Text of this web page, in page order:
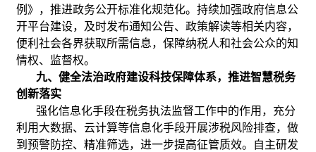
例》，推进政务公开标准化规范化。持续加强政府信息公
开平台建设，及时发布通知公告、政策解读等相关内容，
便利社会各界获取所需信息，保障纳税人和社会公众的知
情权、监督权。
九、健全法治政府建设科技保障体系，推进智慧税务
创新落实
强化信息化手段在税务执法监督工作中的作用，充分
利用大数据、云计算等信息化手段开展涉税风险排查，做
到预警防控、精准筛选，进一步提高征管质效。自主研发